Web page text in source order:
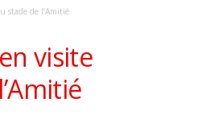
stade de l’Amitié
visite